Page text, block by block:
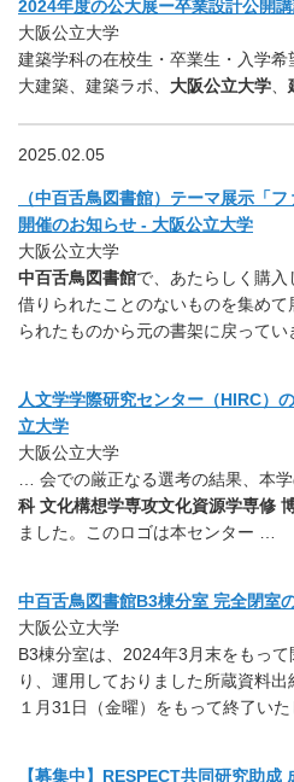
2024年度の公大展ー卒業設計公開講
大阪公立大学
建築学科の在校生・卒業生・入学
大建築、建築ラボ、 大阪公立大学
2025.02.05
（中百舌鳥図書館）テーマ展示「
開催のお知らせ - 大阪公立大学
大阪公立大学
中百舌鳥図書館で、あたらしく購
借りられたことのないものを集め
られたものから元の書架に戻ってい
人文学学際研究センター（HIRC）
立大学
大阪公立大学
… 会での厳正なる選考の結果、本
科 文化構想学専攻文化資源学専修
ました。このロゴは本センター …
中百舌鳥図書館B3棟分室 完全閉室
大阪公立大学
B3棟分室は、2024年3月末をもっ
り、運用しておりました所蔵資料
１月31日（金曜）をもって終了いた
【募集中】RESPECT共同研究助